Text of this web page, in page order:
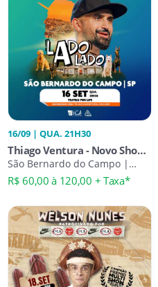
16/09 | QUA. 21H30
Thiago Ventura - Novo Show -
Lado a Lado
São Bernardo do Campo |
Comédia Stand-Up
R$ 60,00 à 120,00 + Taxa*